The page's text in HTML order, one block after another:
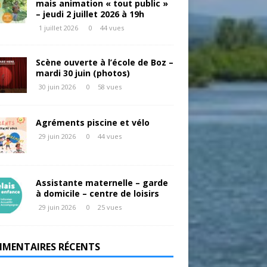
mais animation « tout public »
– jeudi 2 juillet 2026 à 19h
1 juillet 2026 0 44 vues
Scène ouverte à l’école de Boz –
mardi 30 juin (photos)
30 juin 2026 0 58 vues
Agréments piscine et vélo
29 juin 2026 0 44 vues
Assistante maternelle – garde
à domicile – centre de loisirs
29 juin 2026 0 25 vues
RÉCENTS